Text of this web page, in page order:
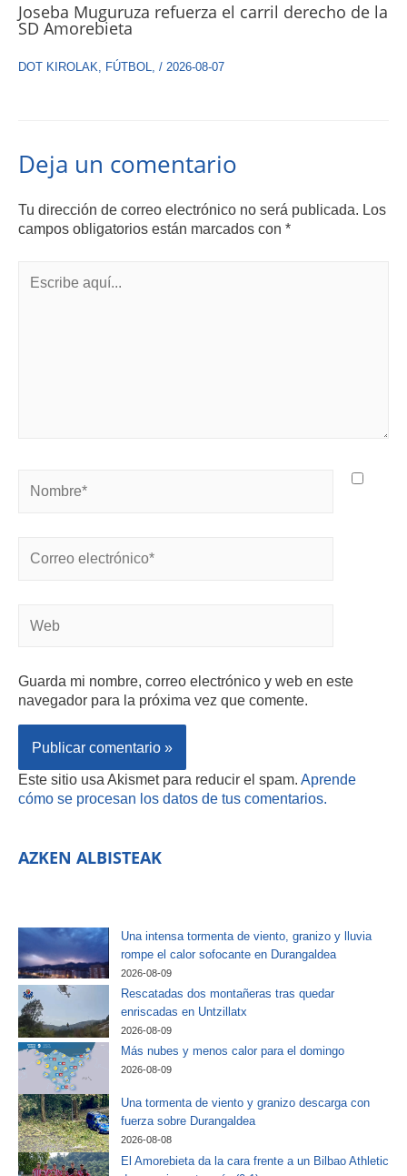
Joseba Muguruza refuerza el carril derecho de la
SD Amorebieta
DOT KIROLAK FÚTBOL / 2026-08-07
Deja un comentario
Tu dirección de correo electrónico no será publicada. Los
campos obligatorios están marcados con *
Guarda mi nombre, correo electrónico y web en este
navegador para la próxima vez que comente.
Este sitio usa Akismet para reducir el spam. Aprende
cómo se procesan los datos de tus comentarios.
AZKEN ALBISTEAK
Una intensa tormenta de viento, granizo y lluvia
rompe el calor sofocante en Durangaldea
2026-08-09
Rescatadas dos montañeras tras quedar
enriscadas en Untzillatx
2026-08-09
Más nubes y menos calor para el domingo
2026-08-09
Una tormenta de viento y granizo descarga con
fuerza sobre Durangaldea
2026-08-08
El Amorebieta da la cara frente a un Bilbao Athletic